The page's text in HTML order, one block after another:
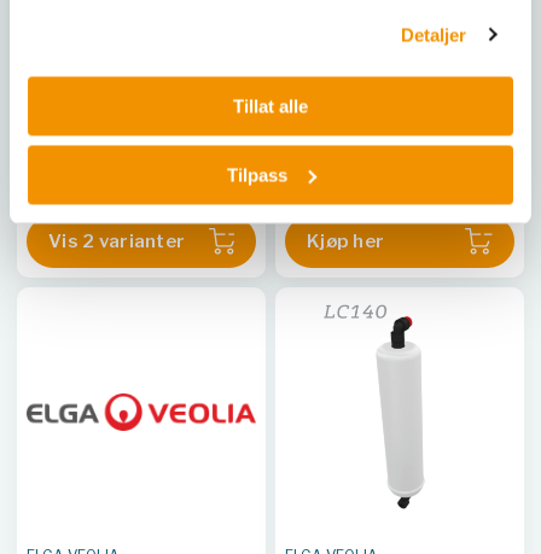
Detaljer
Tillat alle
Tilpass
CT3, Medica systemer
Benyttes ved behov
Vis 2 varianter
ELG TEST37656
Kjøp her